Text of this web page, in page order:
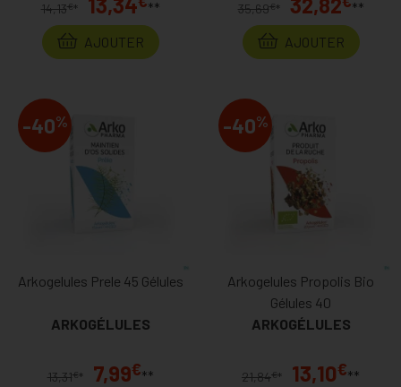
14,13€ *
**
AJOUTER
35,69€ *
**
AJOUTER
-40%
Arkogelules Prele 45 Gélules
ARKOGÉLULES
13,31€ * 7,99€**
-40%
Arkogelules Propolis Bio
Gélules 40
ARKOGÉLULES
21,84€* 13,10€**